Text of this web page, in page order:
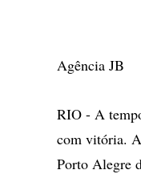
Agência JB
RIO - A
com vitória.
Porto Alegre